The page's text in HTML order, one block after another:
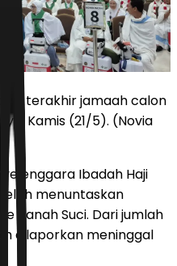
terakhir jamaah calon
Kamis (21/5). (Novia
Ibadah Haji
menuntaskan
Tanah Suci. Dari jumlah
dilaporkan meninggal